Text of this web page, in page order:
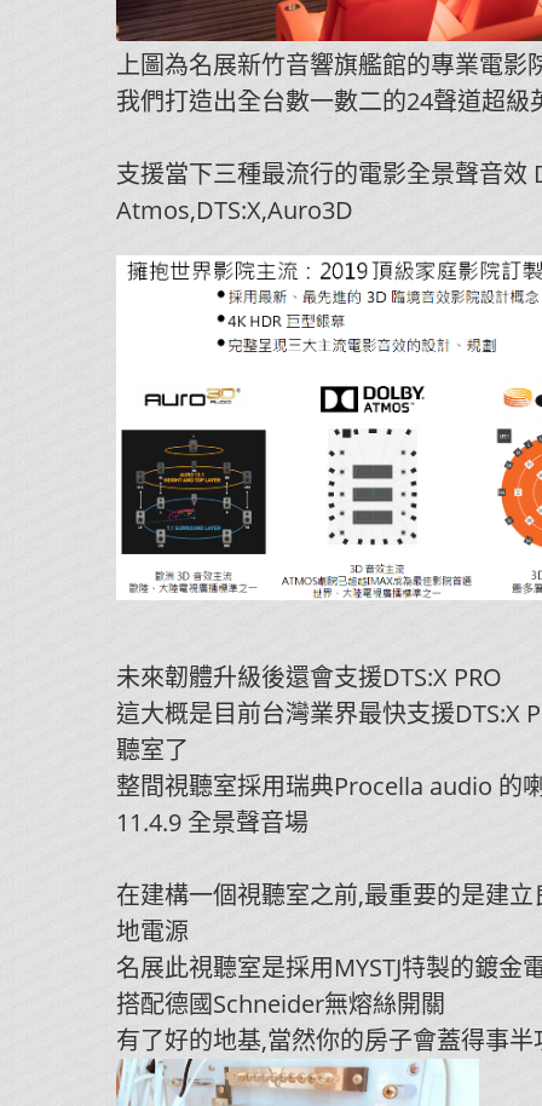
上圖為名展新竹音響旗艦館的專業電影
我們打造出全台數一數二的24聲道超級
支援當下三種最流行的電影全景聲音效
Atmos,DTS:X,Auro3D
未來韌體升級後還會支援DTS:X PRO
這大概是目前台灣業界最快支援DTS:X
聽室了
整間視聽室採用瑞典Procella audio 的
11.4.9 全景聲音場
在建構一個視聽室之前,最重要的是建立
地電源
名展此視聽室是採用MYSTJ特製的鍍金
搭配德國Schneider無熔絲開關
有了好的地基,當然你的房子會蓋得事半